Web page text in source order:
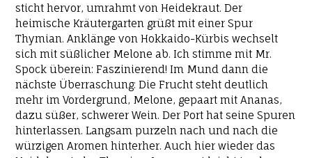
sticht hervor, umrahmt von Heidekraut. Der
heimische Kräutergarten grüßt mit einer Spur
Thymian. Anklänge von Hokkaido-Kürbis wechselt
sich mit süßlicher Melone ab. Ich stimme mit Mr.
Spock überein: Faszinierend! Im Mund dann die
nächste Überraschung: Die Frucht steht deutlich
mehr im Vordergrund, Melone, gepaart mit Ananas,
dazu süßer, schwerer Wein. Der Port hat seine Spuren
hinterlassen. Langsam purzeln nach und nach die
würzigen Aromen hinterher. Auch hier wieder das